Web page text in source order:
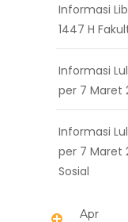
Informasi
1447 H
Informasi
per 7 Maret
Informasi
per 7 Maret
Sosial
Apr